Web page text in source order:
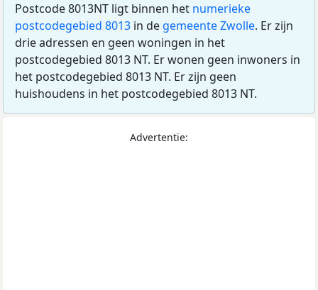
Postcode 8013NT ligt binnen het numerieke
postcodegebied 8013 in de gemeente Zwolle. Er zijn
drie adressen en geen woningen in het
postcodegebied 8013 NT. Er wonen geen inwoners in
het postcodegebied 8013 NT. Er zijn geen
huishoudens in het postcodegebied 8013 NT.
Advertentie: